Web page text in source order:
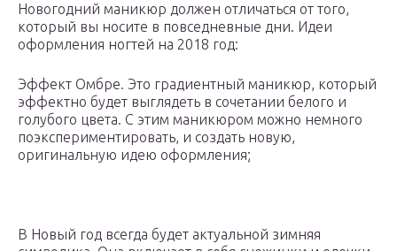
Новогодний маникюр должен отличаться от того,
который вы носите в повседневные дни. Идеи
оформления ногтей на 2018 год:
Эффект Омбре. Это градиентный маникюр, который
эффектно будет выглядеть в сочетании белого и
голубого цвета. С этим маникюром можно немного
поэкспериментировать, и создать новую,
оригинальную идею оформления;
В Новый год всегда будет актуальной зимняя